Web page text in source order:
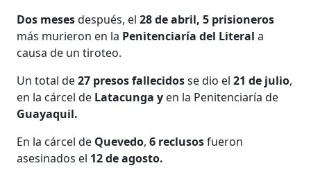
Dos mesesdespués, el28 de abril, 5 prisioneros
más murieron en la Penitenciaría del Literala
causa de un tiroteo.
Un total de27 presos fallecidosse dio el21 de julio,
en la cárcel de Latacunga y en la Penitenciaría de
Guayaquil.
En la cárcel de Quevedo,6 reclusosfueron
asesinados el 12 de agosto.